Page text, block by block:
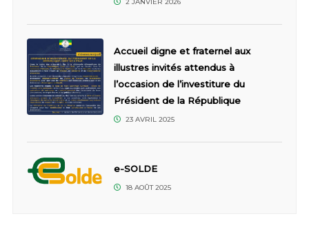
Accueil digne et fraternel aux
illustres invités attendus à
l’occasion de l’investiture du
Président de la République
23 AVRIL 2025
e-SOLDE
18 AOÛT 2025